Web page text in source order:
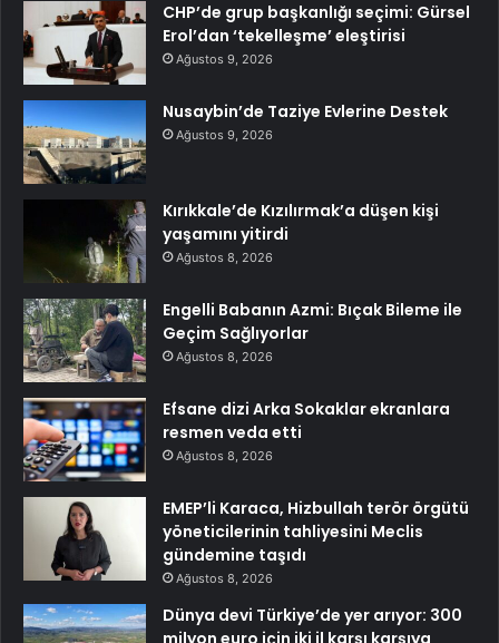
CHP’de grup başkanlığı seçimi: Gürsel
Erol’dan ‘tekelleşme’ eleştirisi
Ağustos 9, 2026
Nusaybin’de Taziye Evlerine Destek
Ağustos 9, 2026
Kırıkkale’de Kızılırmak’a düşen kişi
yaşamını yitirdi
Ağustos 8, 2026
Engelli Babanın Azmi: Bıçak Bileme ile
Geçim Sağlıyorlar
Ağustos 8, 2026
Efsane dizi Arka Sokaklar ekranlara
resmen veda etti
Ağustos 8, 2026
EMEP’li Karaca, Hizbullah terör örgütü
yöneticilerinin tahliyesini Meclis
gündemine taşıdı
Ağustos 8, 2026
Dünya devi Türkiye’de yer arıyor: 300